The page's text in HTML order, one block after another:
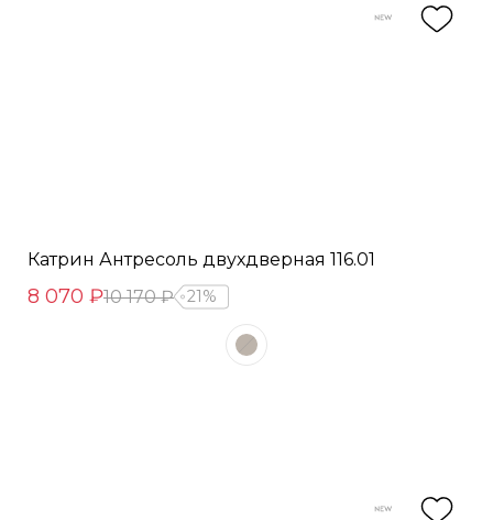
Катрин Антресоль двухдверная 116.01
8 070 ₽10 170 ₽ 21%